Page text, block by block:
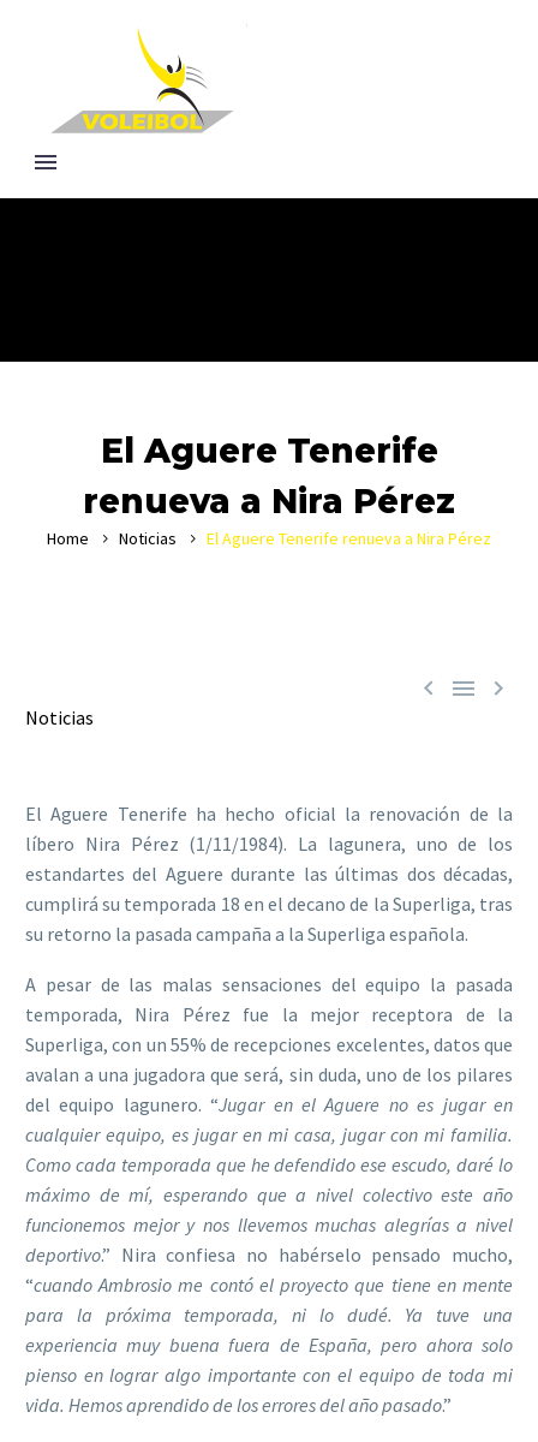
El Aguere Tenerife
renueva a Nira Pérez
Home Noticias El Aguere Tenerife renueva a Nira Pérez
  
Noticias
El Aguere Tenerife ha hecho oficial la renovación de la
líbero Nira Pérez (1/11/1984). La lagunera, uno de los
estandartes del Aguere durante las últimas dos décadas,
cumplirá su temporada 18 en el decano de la Superliga, tras
su retorno la pasada campaña a la Superliga española.
A pesar de las malas sensaciones del equipo la pasada
temporada, Nira Pérez fue la mejor receptora de la
Superliga, con un 55% de recepciones excelentes, datos que
avalan a una jugadora que será, sin duda, uno de los pilares
del equipo lagunero. “Jugar en el Aguere no es jugar en
cualquier equipo, es jugar en mi casa, jugar con mi familia.
Como cada temporada que he defendido ese escudo, daré lo
máximo de mí, esperando que a nivel colectivo este año
funcionemos mejor y nos llevemos muchas alegrías a nivel
deportivo.” Nira confiesa no habérselo pensado mucho,
“cuando Ambrosio me contó el proyecto que tiene en mente
para la próxima temporada, ni lo dudé. Ya tuve una
experiencia muy buena fuera de España, pero ahora solo
pienso en lograr algo importante con el equipo de toda mi
vida. Hemos aprendido de los errores del año pasado.”